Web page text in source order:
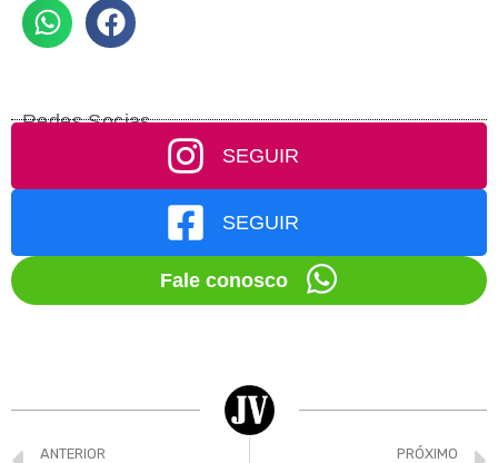
Redes Socias
SEGUIR
SEGUIR
Fale conosco
ANTERIOR PRÓXIMO